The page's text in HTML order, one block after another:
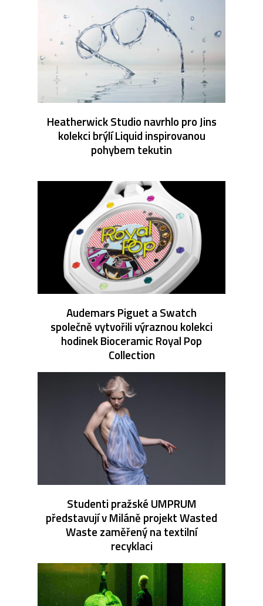
Heatherwick Studio navrhlo pro Jins
kolekci brýlí Liquid inspirovanou
pohybem tekutin
Audemars Piguet a Swatch
společně vytvořili výraznou kolekci
hodinek Bioceramic Royal Pop
Collection
Studenti pražské UMPRUM
představují v Miláně projekt Wasted
Waste zaměřený na textilní
recyklaci